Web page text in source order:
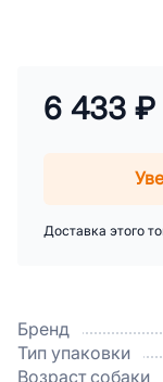
Бренд
Тип упаковки
Возраст собаки
6 433 ₽
Доставка этого